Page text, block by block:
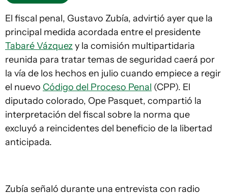
El fiscal penal, Gustavo Zubía, advirtió ayer que la
principal medida acordada entre el presidente
Tabaré Vázquezy la comisión multipartidaria
reunida para tratar temas de seguridad caerá por
la vía de los hechos en julio cuando empiece a regir
el nuevo Código del Proceso Penal (CPP). El
diputado colorado, Ope Pasquet, compartió la
interpretación del fiscal sobre la norma que
excluyó a reincidentes del beneficio de la libertad
anticipada.
Zubía señaló durante una entrevista con radio